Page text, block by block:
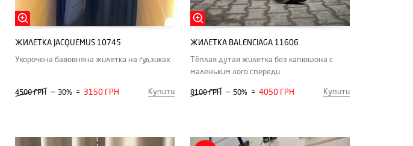
ЖИЛЕТКА JACQUEMUS 10745
Укорочена бавовняна жилетка на ґудзиках
4500 ГРН — 30% = 3150 ГРН Купити
ЖИЛЕТКА BALENCIAGA 11606
Тёплая дутая жилетка без капюшона с
маленьким лого спереди
8100 ГРН — 50% = 4050 ГРН Купити